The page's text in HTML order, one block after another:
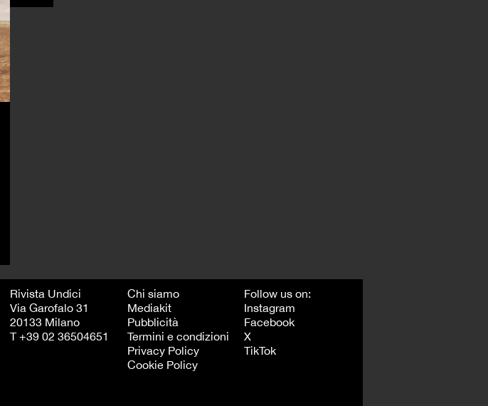
Rivista Undici
Via Garofalo 31
20133 Milano
T +39 02 36504651
Chi siamo
Mediakit
Pubblicità
Termini e condizioni
Privacy Policy
Cookie Policy
Follow us on:
Instagram
Facebook
X
TikTok